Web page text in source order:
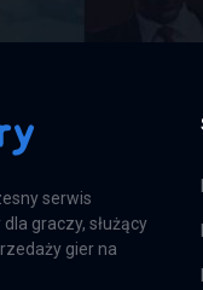
serwis
graczy, służący
gier na